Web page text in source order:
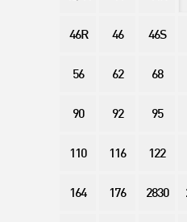
46R 46 46S
56 62 68
90 92 95
110 116 122
164 176 2830